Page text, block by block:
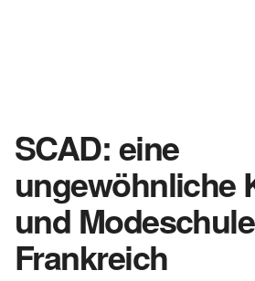
SCAD: eine
ungewöhnliche
und
Frankreich